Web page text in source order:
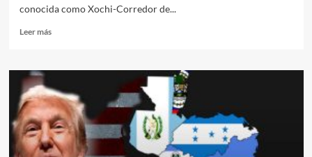
conocida como Xochi-Corredor de...
Leer másLeer
Xochi:
una
carretera
privada
y
sus